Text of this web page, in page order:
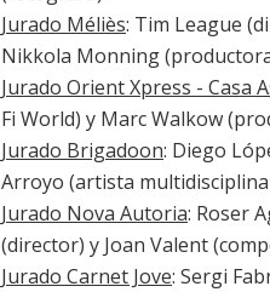
Jurado Méliès: Tim League
Nikkola Monning
Jurado Orient Xpress - Casa
Fi World) y Marc Walkow
Jurado Brigadoon: Diego
Arroyo (artista
Jurado Nova Autoria: Roser
(director) y Joan Valent
Jurado Carnet Jove: Sergi